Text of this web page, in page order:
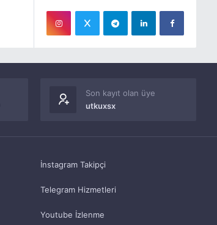
Son kayıt olan üye
utkuxsx
İnstagram Takipçi
Telegram Hizmetleri
Youtube İzlenme